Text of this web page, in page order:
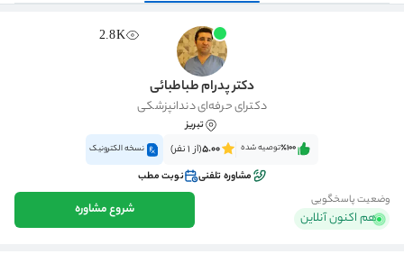
2.8K
دکتر پدرام طباطبائی
دکترای حرفه‌ای دندانپزشکی
تبریز
٪100‌‌‌توصیه شده 5.00(از 1 نفر) نسخه الکترونیک
مشاوره تلفنی
نوبت مطب
وضعیت پاسخگویی
هم اکنون آنلاین شروع مشاوره